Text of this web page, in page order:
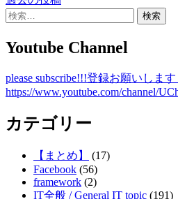
稿
ナ
ビ
ゲ
ー
検
Youtube Channel
please subscribe!!!登録お願いします
https://www.youtube.com/channel/
カテゴリー
【まとめ】
(17)
Facebook (56)
framework (2)
IT全般 / General IT topic (191)